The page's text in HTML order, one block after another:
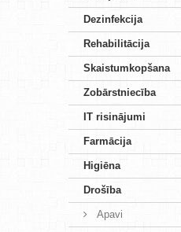
Dezinfekcija
Rehabilitācija
Skaistumkopšana
Zobārstniecība
IT risinājumi
Farmācija
Higiēna
Drošība
Apavi